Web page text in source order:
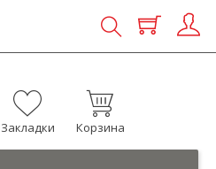
Закладки Корзина